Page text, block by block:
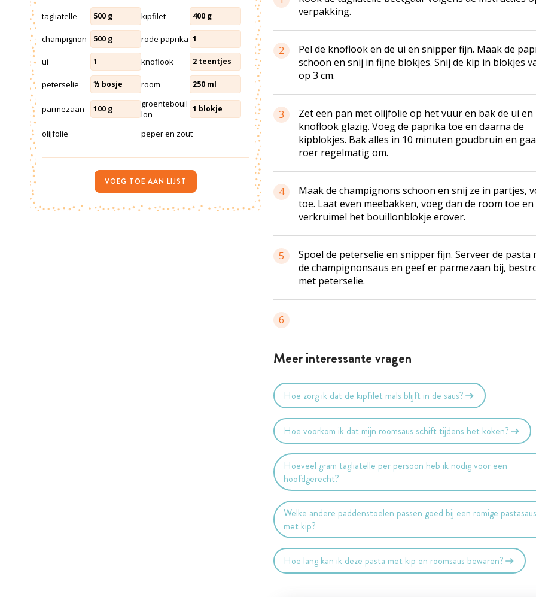
verpakking.
2
Pel de knoflook en de ui en snipper fijn. Maak de
schoon en snij in fijne blokjes. Snij de kip in blokjes
op 3 cm.
3
Zet een pan met olijfolie op het vuur en bak de ui en
knoflook glazig. Voeg de paprika toe en daarna de
kipblokjes. Bak alles in 10 minuten goudbruin en
roer regelmatig om.
4
Maak de champignons schoon en snij ze in partjes,
toe. Laat even meebakken, voeg dan de room toe en
verkruimel het bouillonblokje erover.
5
Spoel de peterselie en snipper fijn. Serveer de pasta
de champignonsaus en geef er parmezaan bij,
met peterselie.
6
Meer interessante vragen
Hoe zorg ik dat de kipfilet mals blijft in de saus?
Hoe voorkom ik dat mijn roomsaus schift tijdens het koken?
Hoeveel gram tagliatelle per persoon heb ik nodig voor een
hoofdgerecht?
Welke andere paddenstoelen passen goed bij een romige
met kip?
Hoe lang kan ik deze pasta met kip en roomsaus bewaren?
tagliatelle 500 g kipfilet 400 g
champignon 500 g rode paprika 1
ui 1 knoflook 2 teentjes
peterselie ½ bosje room 250 ml
parmezaan 100 g
groentebouil
lon
1 blokje
olijfolie peper en zout
VOEG TOE AAN LIJST